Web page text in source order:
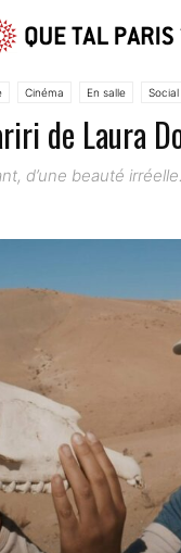
Cinéma En salle Social
de Laura
d’une beauté